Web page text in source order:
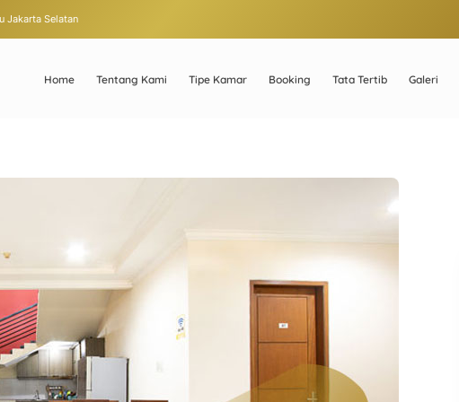
Jakarta Selatan
Home Tentang Kami Tipe Kamar Booking Tata Tertib Galeri